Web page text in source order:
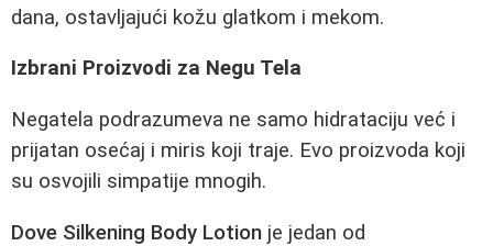
dana, ostavljajući kožu glatkom i mekom.
Izbrani Proizvodi za Negu Tela
Negatela podrazumeva ne samo hidrataciju već i
prijatan osećaj i miris koji traje. Evo proizvoda koji
su osvojili simpatije mnogih.
Dove Silkening Body Lotion je jedan od